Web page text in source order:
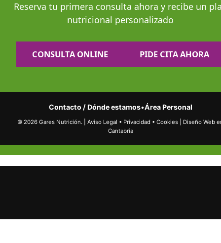
Reserva tu primera consulta ahora y recibe un
nutricional personalizado
CONSULTA ONLINE PIDE CITA AHORA
Contacto / Dónde estamos•Área Personal
© 2026 Gares Nutrición. Aviso Legal • Privacidad • Cookies
Diseño Web
Cantabria